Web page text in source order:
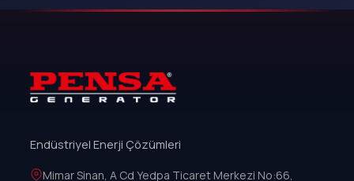
Endüstriyel Enerji Çözümleri
Mimar Sinan, A Cd Yedpa Ticaret Merkezi No:66,